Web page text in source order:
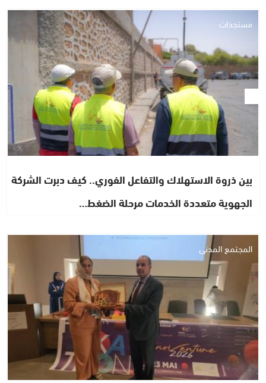
مستجدات
بين ذروة الاستهلاك والتفاعل الفوري.. كيف دبرت الشركة
الجهوية متعددة الخدمات مرحلة الضغط…
المجتمع المدني